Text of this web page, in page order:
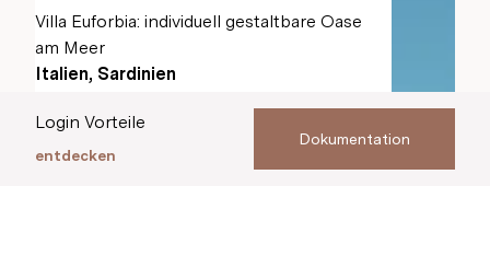
Villa Euforbia: individuell gestaltbare Oase
am Meer
Italien, Sardinien
Login Vorteile
entdecken
Dokumentation